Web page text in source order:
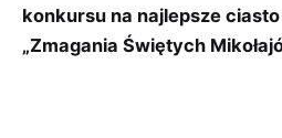
konkursu na najlepsze
„Zmagania Świętych